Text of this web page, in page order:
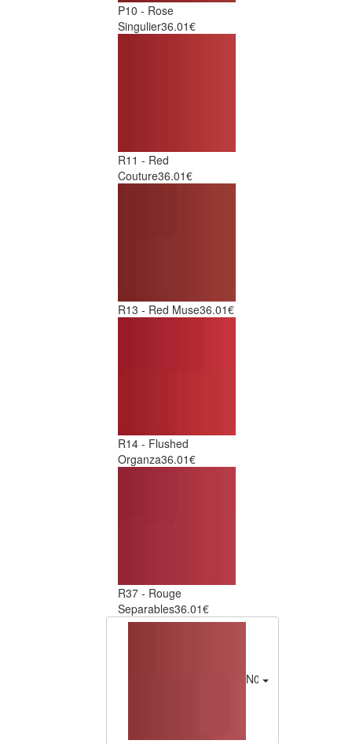
P10 - Rose
Singulier36.01€
R11 - Red
Couture36.01€
R13 - Red Muse36.01€
R14 - Flushed
Organza36.01€
R37 - Rouge
Separables36.01€
N02 - Tailored Nude